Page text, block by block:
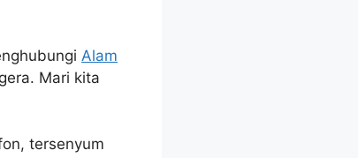
Alam
Mari kita